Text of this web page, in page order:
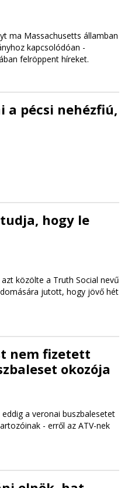
ma Massachusetts államban
kapcsolódóan -
felröppent híreket.
a pécsi nehézfiú,
hogy le
közölte a Truth Social nevű
jutott, hogy jövő hét
nem fizetett
okozója
a veronai buszbalesetet
- erről az ATV-nek